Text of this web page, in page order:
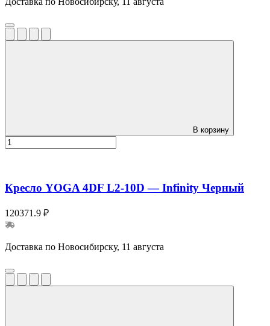
В корзину
Кресло YOGA 4DF L2-10D — Infinity Черный
120371.9 ₽
Доставка по Новосибирску, 11 августа